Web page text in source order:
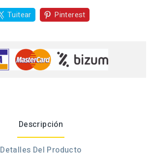
Tuitear Pinterest
Descripción
Detalles Del Producto